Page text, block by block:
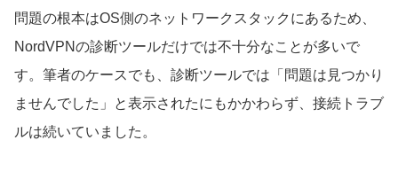
問題の根本はOS側のネットワークスタックにあるため、
NordVPNの診断ツールだけでは不十分なことが多いで
す。筆者のケースでも、診断ツールでは「問題は見つかり
ませんでした」と表示されたにもかかわらず、接続トラブ
ルは続いていました。